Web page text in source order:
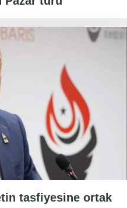
tasfiyesine ortak